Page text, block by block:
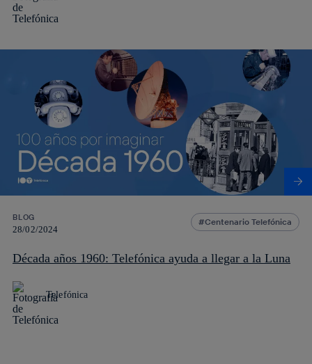
BLOG
28/02/2024
Centenario Telefónica
Década años 1960: Telefónica ayuda a llegar a la Luna
Telefónica